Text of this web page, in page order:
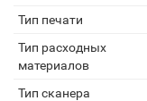
Тип печати
Тип расходных
материалов
Тип сканера